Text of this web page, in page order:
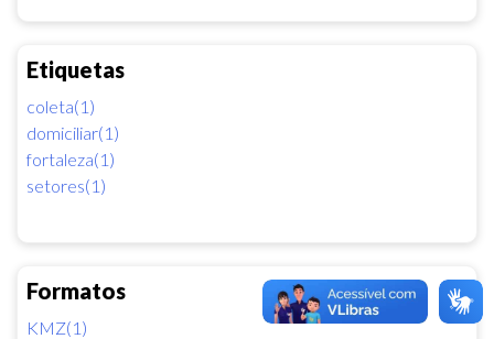
Etiquetas
coleta(1)
domiciliar(1)
fortaleza(1)
setores(1)
Formatos
KMZ(1)